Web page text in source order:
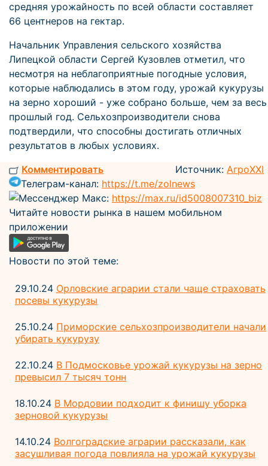
средняя урожайность по всей области составляет
66 центнеров на гектар.
Начальник Управления сельского хозяйства
Липецкой области Сергей Кузовлев отметил, что
несмотря на неблагоприятные погодные условия,
которые наблюдались в этом году, урожай кукурузы
на зерно хороший - уже собрано больше, чем за весь
прошлый год. Сельхозпроизводители снова
подтвердили, что способны достигать отличных
результатов в любых условиях.
Комментировать
Источник: АгроXXI
Телеграм-канал: https://t.me/zolnews
Мессенджер Макс: https://max.ru/id5008007310_biz
Читайте новости рынка в нашем мобильном
приложении
Новости по этой теме:
29.10.24 Орловские аграрии стали чаще страховать
посевы кукурузы
25.10.24 Приморские сельхозпроизводители начали
убирать кукурузу
22.10.24 В Подмосковье урожай кукурузы на зерно
превысил 7 тысяч тонн
18.10.24 В Мордовии подходит к финишу уборка
зерновой кукурузы
14.10.24 Волгоградские аграрии рассказали, как
засушливая погода повлияла на урожай кукурузы